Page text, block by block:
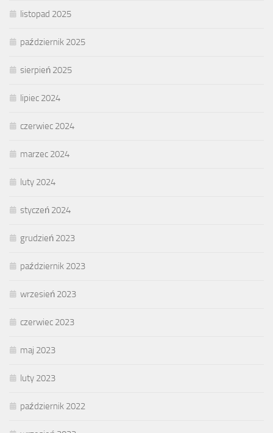
listopad 2025
październik 2025
sierpień 2025
lipiec 2024
czerwiec 2024
marzec 2024
luty 2024
styczeń 2024
grudzień 2023
październik 2023
wrzesień 2023
czerwiec 2023
maj 2023
luty 2023
październik 2022